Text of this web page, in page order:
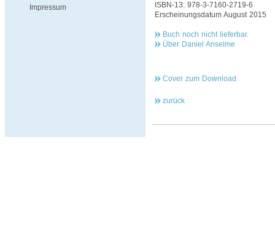
Impressum
ISBN-13: 978-3-7160-2719-6
Erscheinungsdatum August 2015
Buch noch nicht lieferbar.
Über Daniel Anselme
Cover zum Download
zurück